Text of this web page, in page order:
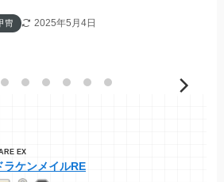
冑 2025年5月4日
EX
ラケンメイルRE